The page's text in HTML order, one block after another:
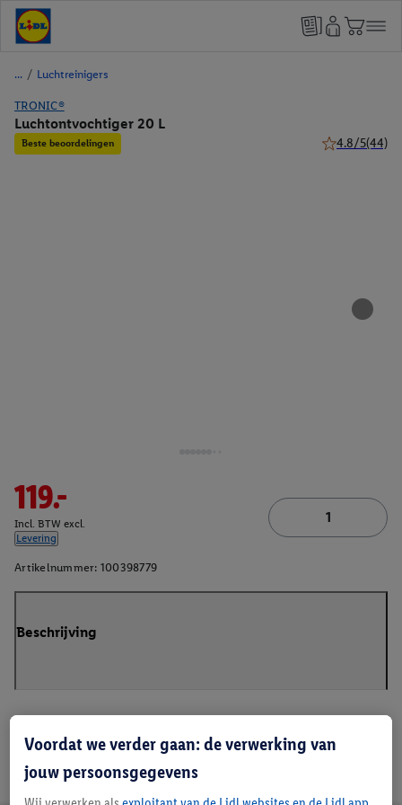
/ Luchtreinigers
TRONIC®
Luchtontvochtiger 20 L
Beste beoordelingen 4.8/5(44)
119.-
Incl. BTW excl.
Levering
Artikelnummer: 100398779
Beschrijving
Voordat we verder gaan: de verwerking van
jouw persoonsgegevens